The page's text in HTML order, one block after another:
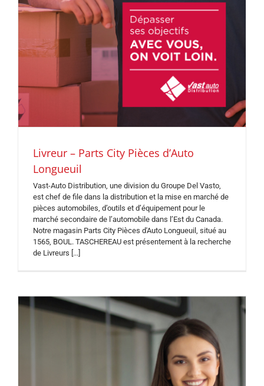
Livreur – Parts City Pièces d’Auto
Longueuil
Vast-Auto Distribution, une division du Groupe Del Vasto,
est chef de file dans la distribution et la mise en marché de
pièces automobiles, d’outils et d’équipement pour le
marché secondaire de l’automobile dans l’Est du Canada.
Notre magasin Parts City Pièces d'Auto Longueuil, situé au
1565, BOUL. TASCHEREAU est présentement à la recherche
de Livreurs [...]